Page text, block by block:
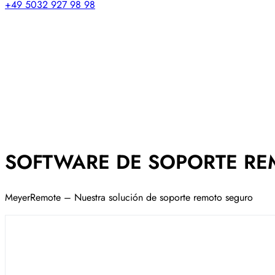
+49 5032 927 98 98
SOFTWARE DE SOPORTE
MeyerRemote – Nuestra solución de soporte remoto seguro